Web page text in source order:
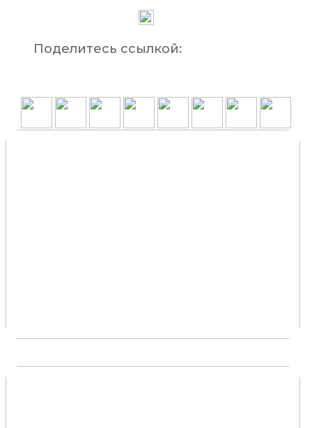
Поделитесь ссылкой: